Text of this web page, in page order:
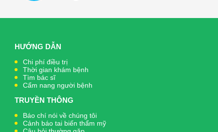
HƯỚNG DẪN
Chi phí điều trị
Thời gian khám bệnh
Tìm bác sĩ
Cẩm nang người bệnh
TRUYỀN THÔNG
Báo chí nói về chúng tôi
Cảnh báo tai biến thẩm mỹ